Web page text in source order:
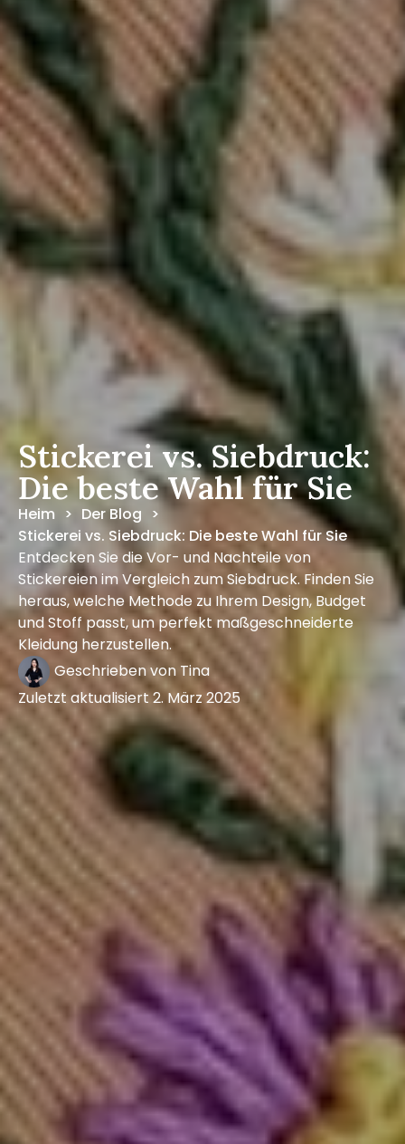
Stickerei vs. Siebdruck:
Die beste Wahl für Sie
Heim > Der Blog >
Stickerei vs. Siebdruck: Die beste Wahl für Sie
Entdecken Sie die Vor- und Nachteile von
Stickereien im Vergleich zum Siebdruck. Finden Sie
heraus, welche Methode zu Ihrem Design, Budget
und Stoff passt, um perfekt maßgeschneiderte
Kleidung herzustellen.
Geschrieben von Tina
Zuletzt aktualisiert2. März 2025